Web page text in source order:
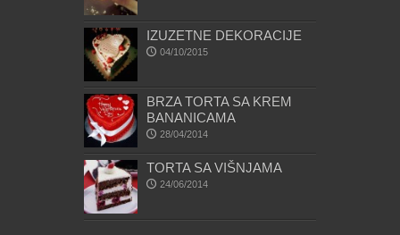
IZUZETNE DEKORACIJE
04/10/2015
BRZA TORTA SA KREM
BANANICAMA
28/04/2014
TORTA SA VIŠNJAMA
24/06/2014